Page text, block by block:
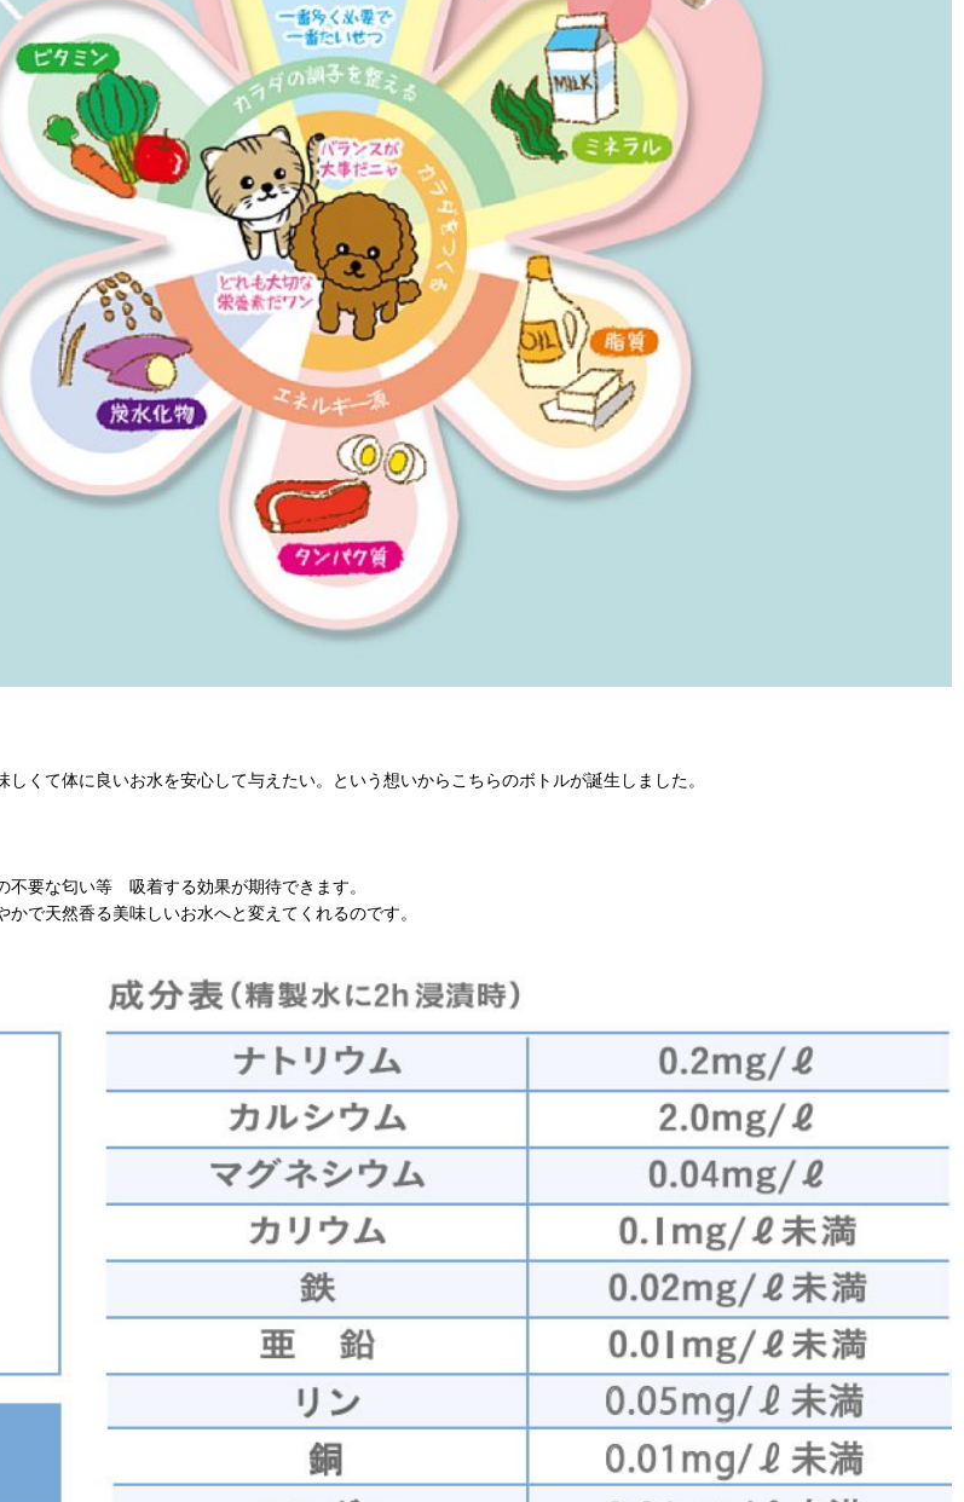
くて体に良いお水を安心して与えたい。という想いからこちらのボトルが誕生しました。
不要な匂い等 吸着する効果が期待できます。
で天然香る美味しいお水へと変えてくれるのです。